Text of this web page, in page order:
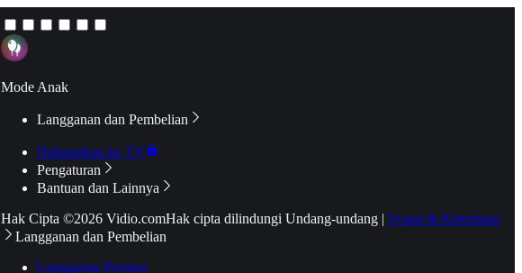
Mode Anak
Langganan dan Pembelian
Hubungkan ke TV
Pengaturan
Bantuan dan Lainnya
Hak Cipta ©2026 Vidio.comHak cipta dilindungi Undang-undang | Syarat & Ketentuan
Langganan dan Pembelian
Langganan Premier